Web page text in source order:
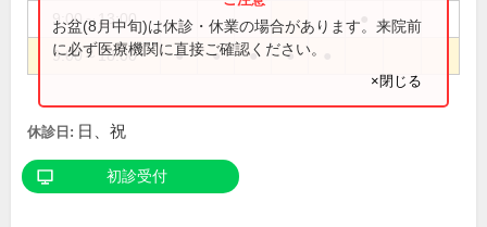
9:00～13:00
9:00～18:00 ● ● ● ●
お盆(8月中旬)は休診・休業の場合があります。来院前
に必ず医療機関に直接ご確認ください。
×閉じる
休診日: 日、祝
初診受付